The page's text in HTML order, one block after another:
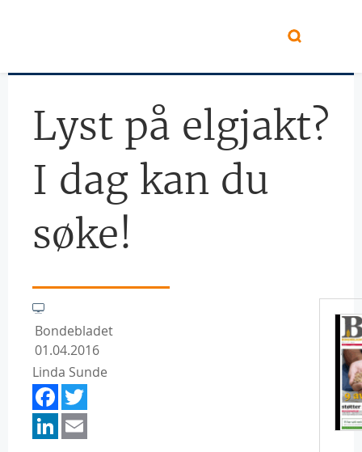
Lyst på elgjakt?
I dag kan du
søke!
Bondebladet
01.04.2016
Linda Sunde
Facebook
LinkedIn